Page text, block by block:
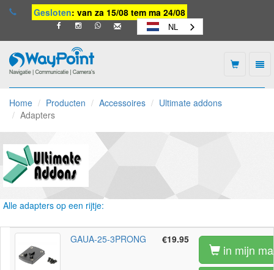
Gesloten: van za 15/08 tem ma 24/08
NL
-
naar
homepage
Home Producten Accessoires
Ultimate addons
Adapters
Alle adapters op een rijtje:
GAUA-25-3PRONG €19.95
in mijn